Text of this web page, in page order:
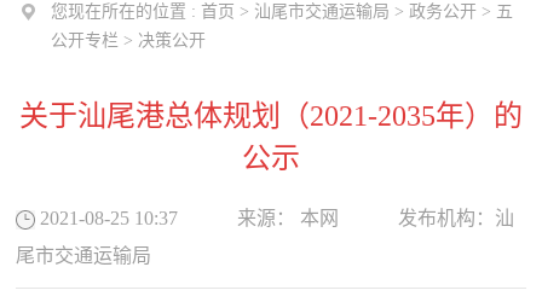
您现在所在的位置 : 首页 > 汕尾市交通运输局 >政务公开 > 五
公开专栏 > 决策公开
关于汕尾港总体规划（2021-2035年）的
公示
2021-08-25 10:37 来源： 本网 发布机构： 汕
尾市交通运输局